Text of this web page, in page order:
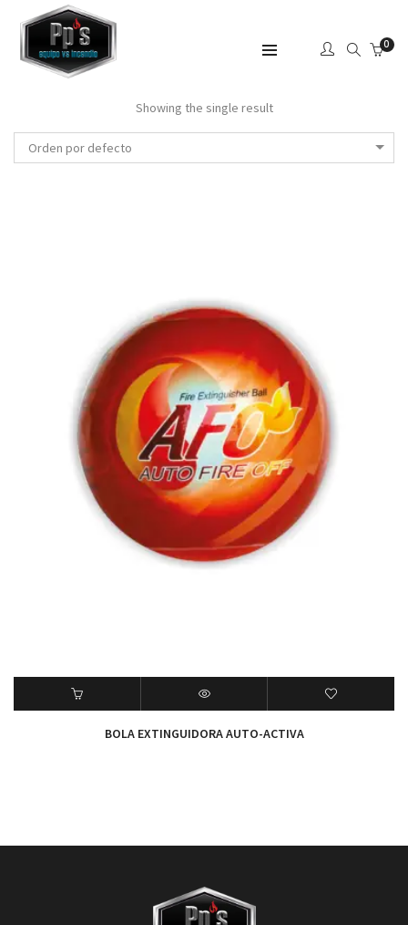
0
Showing the single result
Orden por defecto
BOLA EXTINGUIDORA AUTO-ACTIVA